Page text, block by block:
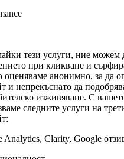
тези услуги, ние можем
при кликване и
оценяваме анонимно, за да
и непрекъснато да
изживяване. С
следните услуги на
Analytics, Clarity, Google